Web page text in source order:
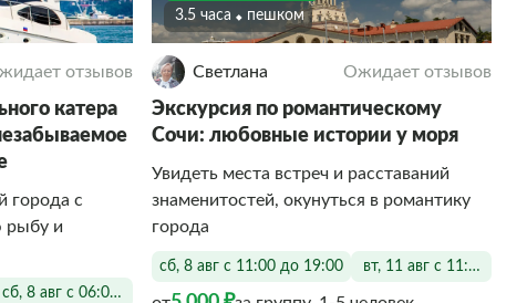
отзывов
катера
города с
рыбу и
сб, 8 авг с 06:00 до 22:00
3.5 часа Пешком
Светлана Ожидает отзывов
Экскурсия по романтическому
Сочи: любовные истории у моря
Увидеть места встреч и расставаний
знаменитостей, окунуться в романтику
города
сб, 8 авг с 11:00 до 19:00 вт, 11 авг с 11:00 до